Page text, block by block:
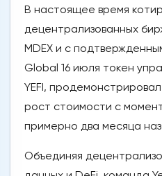
В настоящее время
децентрализованных
MDEX и с
Global 16 июля токен
YEFI,
рост стоимости с
примерно два месяца
Объединяя